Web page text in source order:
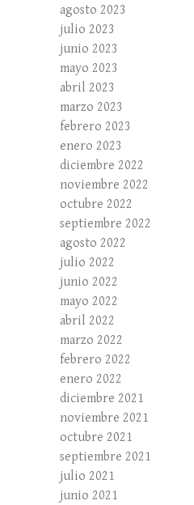
agosto 2023
julio 2023
junio 2023
mayo 2023
abril 2023
marzo 2023
febrero 2023
enero 2023
diciembre 2022
noviembre 2022
octubre 2022
septiembre 2022
agosto 2022
julio 2022
junio 2022
mayo 2022
abril 2022
marzo 2022
febrero 2022
enero 2022
diciembre 2021
noviembre 2021
octubre 2021
septiembre 2021
julio 2021
junio 2021